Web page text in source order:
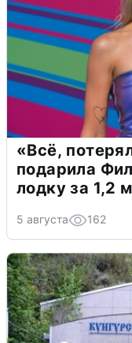
«Всё,
подарила
лодку за 1,2
5 августа 162